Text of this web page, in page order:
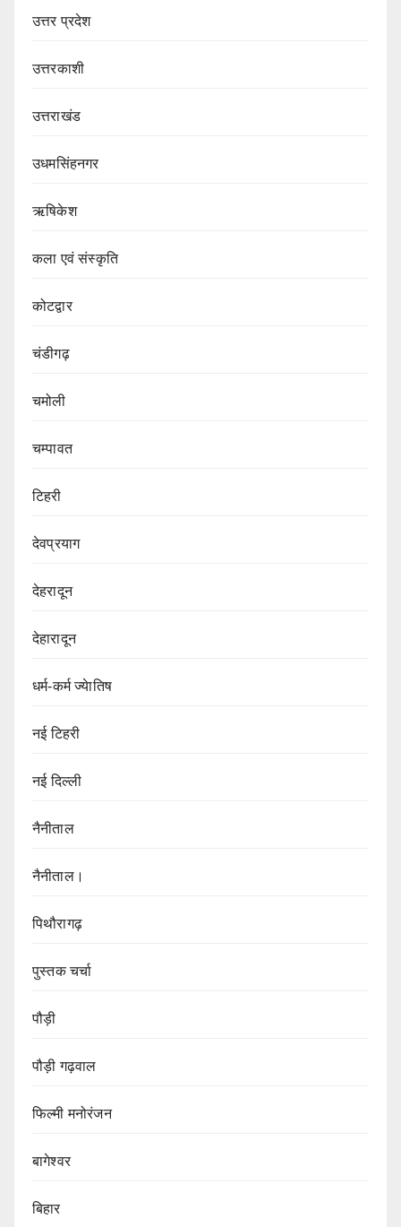
उत्तर प्रदेश
उत्तरकाशी
उत्तराखंड
उधमसिंहनगर
ऋषिकेश
कला एवं संस्कृति
कोटद्वार
चंडीगढ़
चमोली
चम्पावत
टिहरी
देवप्रयाग
देहरादून
देहारादून
धर्म-कर्म ज्येातिष
नई टिहरी
नई दिल्ली
नैनीताल
नैनीताल।
पिथौरागढ़
पुस्तक चर्चा
पौड़ी
पौड़ी गढ़वाल
फिल्मी मनोरंजन
बागेश्वर
बिहार